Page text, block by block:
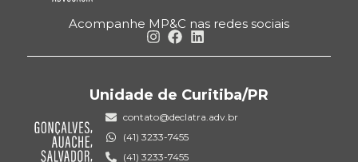
Acompanhe MP&C nas redes sociais
Unidade de Curitiba/PR
contato@declatra.adv.br
(41) 3233-7455
(41) 3233-7455